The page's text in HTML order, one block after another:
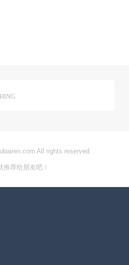
All rights reserved.
推荐给朋友吧！